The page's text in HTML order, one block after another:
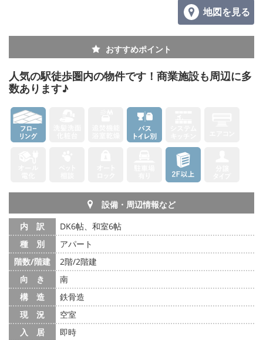
地図を見る
おすすめポイント
人気の駅徒歩圏内の物件です！商業施設も周辺に多
数あります♪
設備・周辺情報など
内 訳
DK6帖、和室6帖
種 別
アパート
階数/階建
2階/2階建
向 き
南
構 造
鉄骨造
現 況
空室
入 居
即時